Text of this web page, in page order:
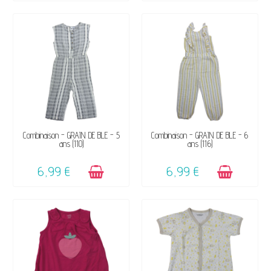
DISPONIBLE
Combinaison - GRAIN DE BLÉ - 5
ans (110)
6,99 €
DISPONIBLE
Combinaison - GRAIN DE BLÉ - 6
ans (116)
6,99 €